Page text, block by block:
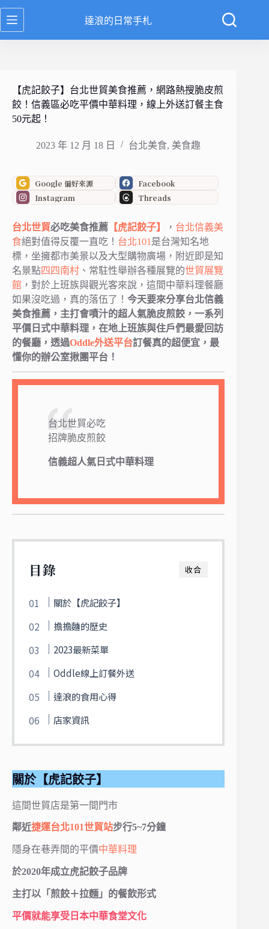
跳
至
達浪的日常手札
【虎記餃子】台北世貿美食推薦，網路熱搜脆皮煎
餃！信義區必吃平價中華料理，線上外送訂餐主食
50元起！
2023 年 12 月 18 日 台北美食, 美食趣
Google 偏好來源
Facebook
Instagram
Threads
台北世貿必吃美食推薦 【虎記餃子】 ， 台北信義美
食絕對值得反覆一直吃！ 台北101 是台灣知名地
標，坐擁都市美景以及大型購物廣場，附近即是知
名景點四四南村 、常駐性舉辦各種展覽的世貿展覽
館 ，對於上班族與觀光客來說，這間中華料理餐廳
如果沒吃過，真的落伍了！ 今天要來分享台北信義
美食推薦，主打會噴汁的超人氣脆皮煎餃，一系列
平價日式中華料理，在地上班族與住戶們最愛回訪
的餐廳，透過Oddle外送平台訂餐真的超便宜，最
懂你的辦公室揪團平台！
台北世貿必吃
招牌脆皮煎餃
信義超人氣日式中華料理
收合
目錄
關於【虎記餃子】
擔擔麵的歷史
2023最新菜單
Oddle線上訂餐外送
達浪的食用心得
店家資訊
關於【虎記餃子】
這間世貿店是第一間門市
鄰近捷運台北101世貿站步行5~7分鐘
隱身在巷弄間的平價中華料理
於2020年成立虎記餃子品牌
主打以「煎餃＋拉麵」的餐飲形式
平價就能享受日本中華食堂文化